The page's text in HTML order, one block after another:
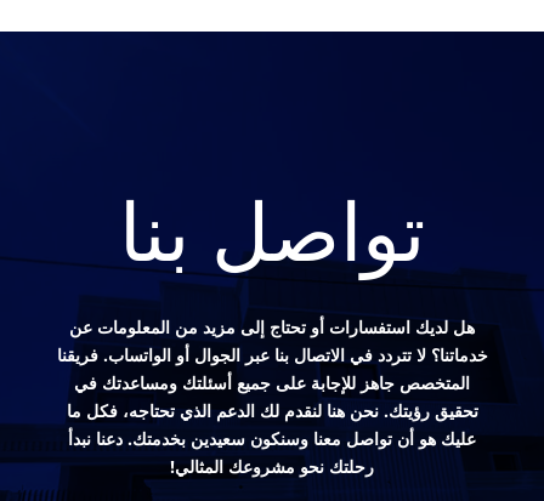
تواصل بنا
هل لديك استفسارات أو تحتاج إلى مزيد من المعلومات عن
خدماتنا؟ لا تتردد في الاتصال بنا عبر الجوال أو الواتساب. فريقنا
المتخصص جاهز للإجابة على جميع أسئلتك ومساعدتك في
تحقيق رؤيتك. نحن هنا لنقدم لك الدعم الذي تحتاجه، فكل ما
عليك هو أن تواصل معنا وسنكون سعيدين بخدمتك. دعنا نبدأ
رحلتك نحو مشروعك المثالي!